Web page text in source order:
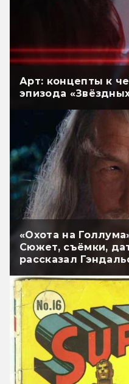
Арт: концепты к
эпизода
«Охота на
Сюжет, съёмки,
рассказал